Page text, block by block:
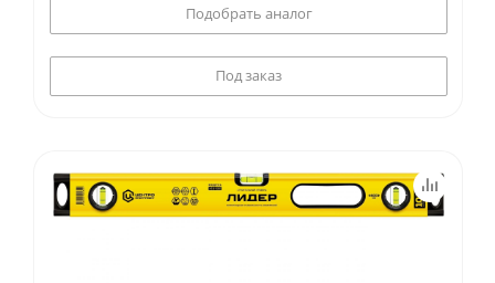
Подобрать аналог
Под заказ